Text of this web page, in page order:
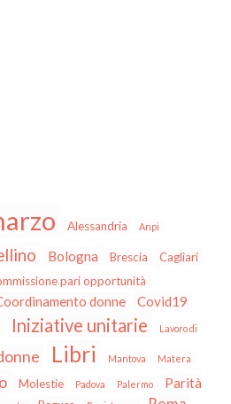
Alessandria Anpi
Bologna Brescia
Cagliari
pari opportunità
donne Covid19
Iniziative unitarie Lavoro di
Libri Mantova Matera
Molestie Padova Palermo
Parità